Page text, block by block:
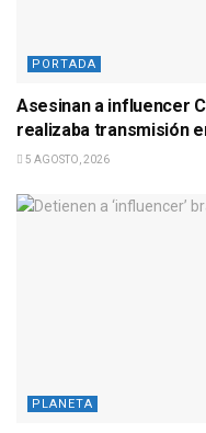
PORTADA
Asesinan a influencer
realizaba transmisión
5 AGOSTO, 2026
PLANETA